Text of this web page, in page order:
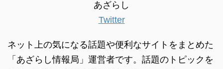
あざらし
Twitter
ネット上の気になる話題や便利なサイトをまとめた
「あざらし情報局」運営者です。話題のトピックを